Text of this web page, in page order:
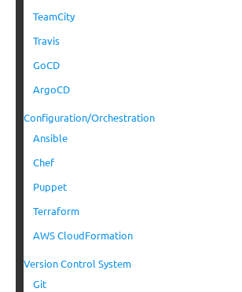
TeamCity
Travis
GoCD
ArgoCD
Configuration/Orchestration
Ansible
Chef
Puppet
Terraform
AWS CloudFormation
Version Control System
Git